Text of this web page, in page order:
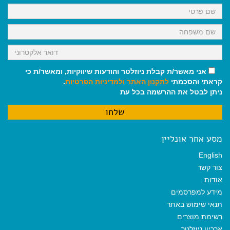
k
p
m
אני מאשר/ת קבלת ניוזלטר והודעות שיווקיות, ומאשר/ת כי
קראתי והסכמתי לתקנון האתר ולמדיניות הפרטיות.
ניתן לבטל את ההרשמה בכל עת
מסע אחר אונליין
English
צור קשר
אודות
מידע למפרסמים
תנאי שימוש באתר
רשימת מוצרים